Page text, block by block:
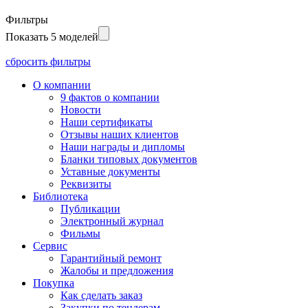
Фильтры
Показать 5 моделей
сбросить фильтры
О компании
9 фактов о компании
Новости
Наши сертификаты
Отзывы наших клиентов
Наши награды и дипломы
Бланки типовых документов
Уставные документы
Реквизиты
Библиотека
Публикации
Электронный журнал
Фильмы
Сервис
Гарантийный ремонт
Жалобы и предложения
Покупка
Как сделать заказ